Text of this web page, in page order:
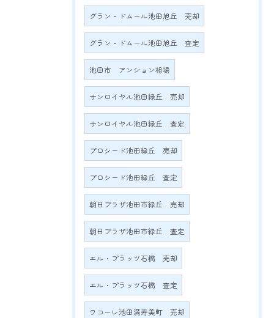
グラン・ドムール池田旭丘 売却
グラン・ドムール池田旭丘 査定
池田市 アンション相場
サンロイヤル池田緑丘 売却
サンロイヤル池田緑丘 査定
プロシード池田緑丘 売却
プロシード池田緑丘 査定
朝日プラザ池田市緑丘 売却
朝日プラザ池田市緑丘 査定
エル・プラッツ石橋 売却
エル・プラッツ石橋 査定
ワコーレ池田満寿美町 売却